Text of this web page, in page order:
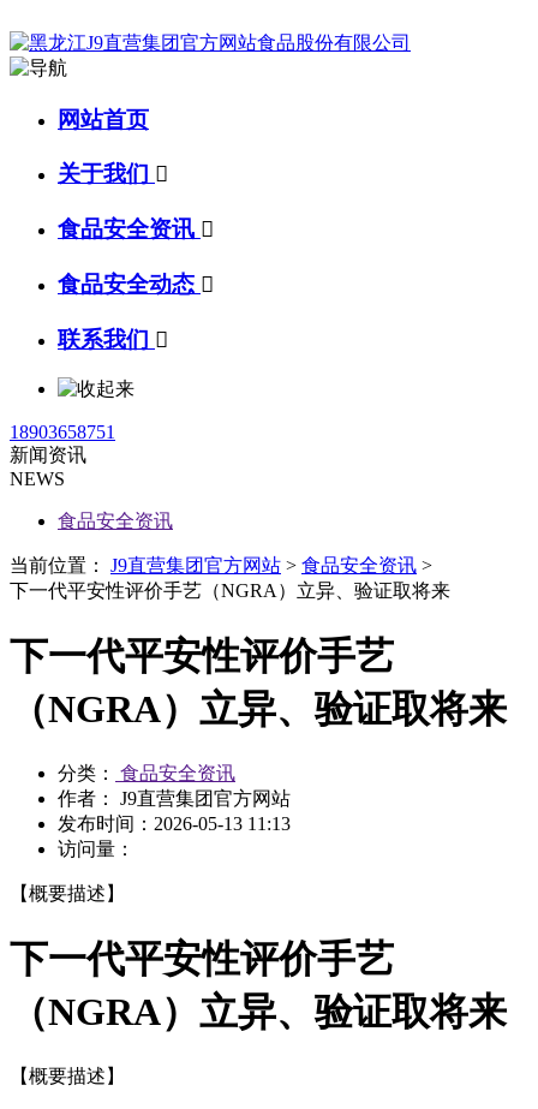
网站首页
关于我们 
食品安全资讯 
食品安全动态 
联系我们 
18903658751
新闻资讯
NEWS
食品安全资讯
当前位置： J9直营集团官方网站 > 食品安全资讯 >
下一代平安性评价手艺（NGRA）立异、验证取将来
下一代平安性评价手艺
（NGRA）立异、验证取将来
分类：
食品安全资讯
作者： J9直营集团官方网站
发布时间： 2026-05-13 11:13
访问量：
【概要描述】
下一代平安性评价手艺
（NGRA）立异、验证取将来
【概要描述】